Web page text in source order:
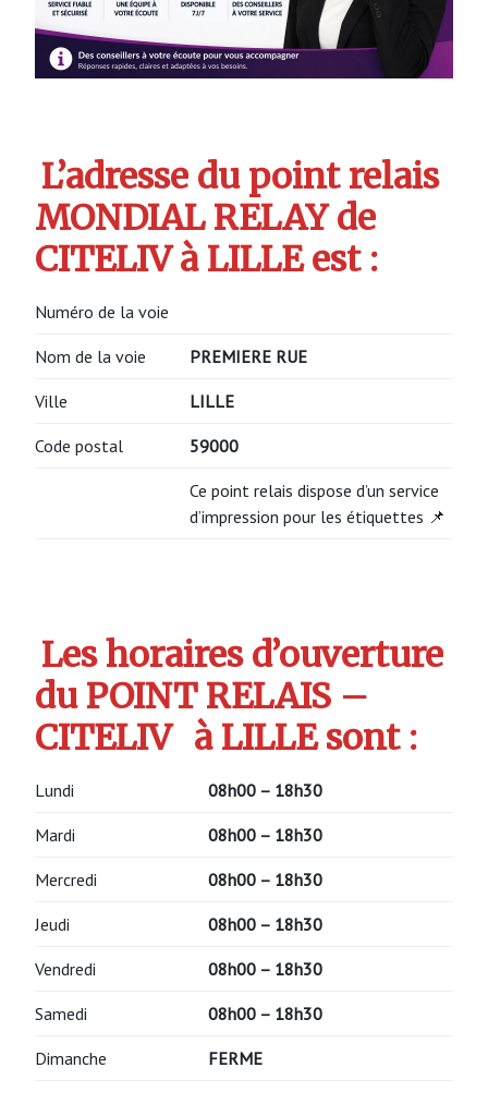
L’adresse du point relais
MONDIAL RELAY de
CITELIV à LILLE est :
Numéro de la voie
Nom de la voie PREMIERE RUE
Ville LILLE
Code postal 59000
Ce point relais dispose d’un service
d’impression pour les étiquettes 📌
Les horaires d’ouverture
du POINT RELAIS –
CITELIV à LILLE sont :
Lundi 08h00 – 18h30
Mardi 08h00 – 18h30
Mercredi 08h00 – 18h30
Jeudi 08h00 – 18h30
Vendredi 08h00 – 18h30
Samedi 08h00 – 18h30
Dimanche FERME